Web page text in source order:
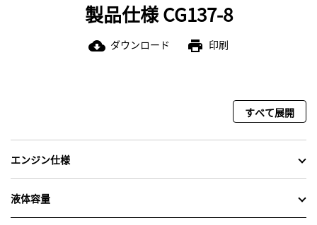
製品仕様 CG137-8
cloud_download ダウンロード print 印刷
すべて展開
エンジン仕様
液体容量